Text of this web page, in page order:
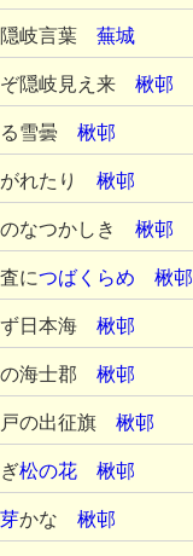
隠岐言葉 蕪城
隠岐見え来 楸邨
る雪曇 楸邨
がれたり 楸邨
のなつかしき 楸邨
につばくらめ 楸邨
ず日本海 楸邨
の海士郡 楸邨
の出征旗 楸邨
松の花 楸邨
かな 楸邨